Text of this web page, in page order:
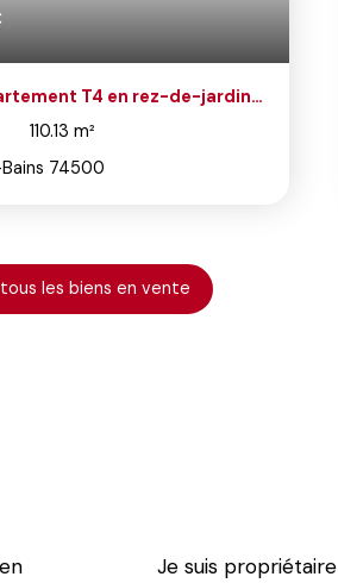
697 000
de standing - 97 m²
Résidence Royal Park à Evian
4pièces
Évian-les-Bains 74500
les biens en vente
Je suis propriétaire